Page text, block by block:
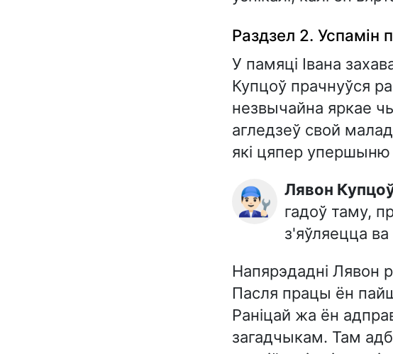
Раздзел 2. Успамін
У памяці Івана
Купцоў прачнуўся
незвычайна яркае
агледзеў свой
які цяпер упершыню
👨🏻‍🔧 Лявон
гадоў таму,
з'яўляецца ва
Напярэдадні Лявон
Пасля працы ён
Раніцай жа ён
загадчыкам. Там